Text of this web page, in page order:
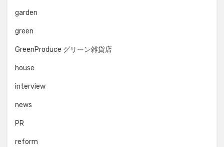
garden
green
GreenProduce グリーン雑貨店
house
interview
news
PR
reform